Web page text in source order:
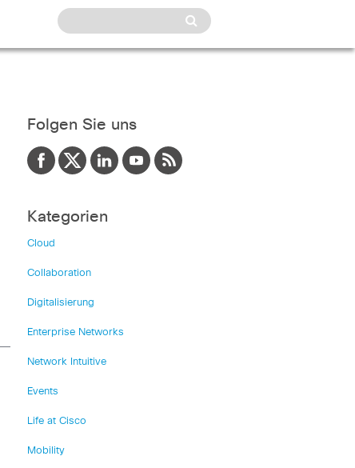
Folgen Sie uns
Kategorien
Cloud
Collaboration
Digitalisierung
Enterprise Networks
Network Intuitive
Events
Life at Cisco
Mobility